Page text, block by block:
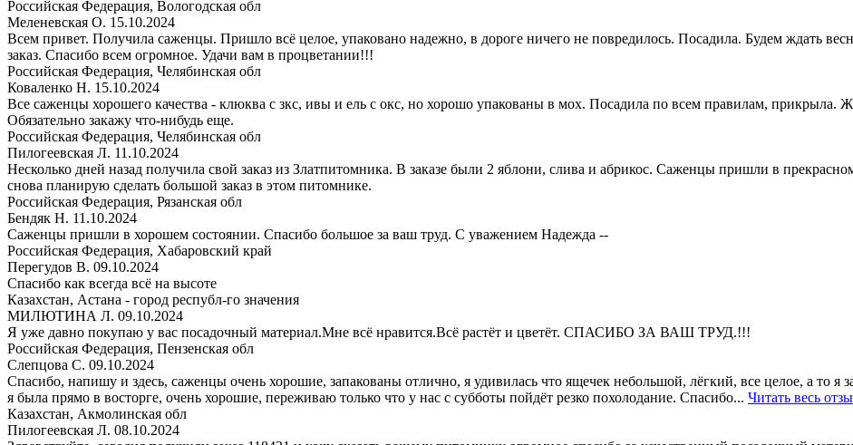
Российская Федерация, Вологодская обл
Меленевская О. 15.10.2024
Всем привет. Получила саженцы. Пришло всё целое, упаковано надежно, в дороге ничего не повредилось. Посадила. Будем ждать
заказ. Спасибо всем огромное. Удачи вам в процветании!!!
Российская Федерация, Челябинская обл
Коваленко Н. 15.10.2024
Все саженцы хорошего качества - клюква с зкс, ивы и ель с окс, но хорошо упакованы в мох. Посадила по всем правилам, прикрыла.
Обязательно закажу что-нибудь еще.
Российская Федерация, Челябинская обл
Пилогеевская Л. 11.10.2024
Несколько дней назад получила свой заказ из Златпитомника. В заказе были 2 яблони, слива и абрикос. Саженцы пришли в
снова планирую сделать большой заказ в этом питомнике.
Российская Федерация, Рязанская обл
Бендяк Н. 11.10.2024
Саженцы пришли в хорошем состоянии. Спасибо большое за ваш труд. С уважением Надежда --
Российская Федерация, Хабаровский край
Перегудов В. 09.10.2024
Спасибо как всегда всё на высоте
Казахстан, Астана - город республ-го значения
МИЛЮТИНА Л. 09.10.2024
Я уже давно покупаю у вас посадочный материал.Мне всё нравится.Всё растёт и цветёт. СПАСИБО ЗА ВАШ ТРУД.!!!
Российская Федерация, Пензенская обл
Слепцова С. 09.10.2024
Спасибо, напишу и здесь, саженцы очень хорошие, запакованы отлично, я удивилась что ящечек небольшой, лёгкий, все целое, а то я
я была прямо в восторге, очень хорошие, переживаю только что у нас с субботы пойдёт резко похолодание. Спасибо... Читать весь
Казахстан, Акмолинская обл
Пилогеевская Л. 08.10.2024